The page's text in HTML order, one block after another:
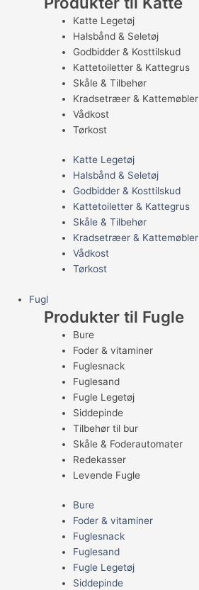
Katte Legetøj
Halsbånd & Seletøj
Godbidder & Kosttilskud
Kattetoiletter & Kattegrus
Skåle & Tilbehør
Kradsetræer & Kattemøbler
Vådkost
Tørkost
Katte Legetøj
Halsbånd & Seletøj
Godbidder & Kosttilskud
Kattetoiletter & Kattegrus
Skåle & Tilbehør
Kradsetræer & Kattemøbler
Vådkost
Tørkost
Fugl
Produkter til Fugle
Bure
Foder & vitaminer
Fuglesnack
Fuglesand
Fugle Legetøj
Siddepinde
Tilbehør til bur
Skåle & Foderautomater
Redekasser
Levende Fugle
Bure
Foder & vitaminer
Fuglesnack
Fuglesand
Fugle Legetøj
Siddepinde